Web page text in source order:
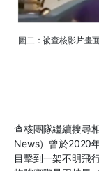
圖二：被查核影片畫
查核團隊繼續搜尋
News）曾於2020
目擊到一架不明飛